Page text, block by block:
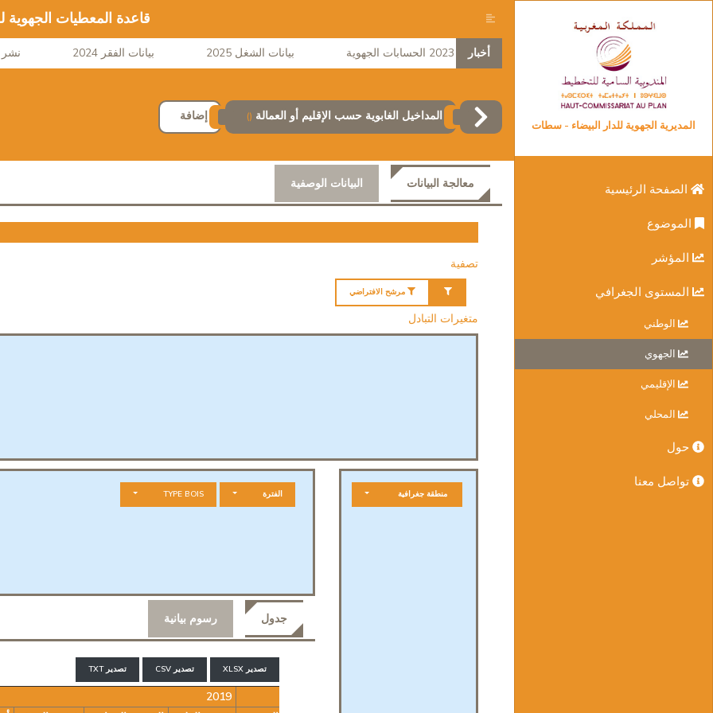
المديرية الجهوية للدار البيضاء - سطات
الصفحة الرئيسية
الموضوع
المؤشر
المستوى الجغرافي
الوطني
الجهوي
الإقليمي
المحلي
حول
تواصل معنا
قاعدة المعطيات الجهوية
أخبار 2023 الحسابات الجهوية بيانات الشغل 2025 بيانات الفقر 2024 نشر
المداخيل الغابوية حسب الإقليم أو العمالة () إضافة
معالجة البيانات البيانات الوصفية
تصفية
مرشح الافتراضي
متغيرات التبادل
منطقة جغرافية الفترة TYPE BOIS
جدول رسوم بيانية
تصدير XLSX تصدير CSV تصدير TXT
2019